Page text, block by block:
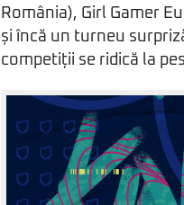
România), Girl Gamer
și încă un turneu
competiții se ridică la